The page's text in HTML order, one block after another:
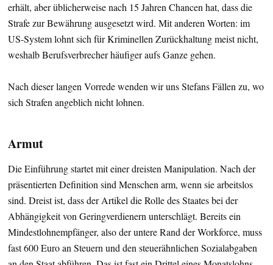
erhält, aber üblicherweise nach 15 Jahren Chancen hat, dass die
Strafe zur Bewährung ausgesetzt wird. Mit anderen Worten: im
US-System lohnt sich für Kriminellen Zurückhaltung meist nicht,
weshalb Berufsverbrecher häufiger aufs Ganze gehen.
Nach dieser langen Vorrede wenden wir uns Stefans Fällen zu, wo
sich Strafen angeblich nicht lohnen.
Armut
Die Einführung startet mit einer dreisten Manipulation. Nach der
präsentierten Definition sind Menschen arm, wenn sie arbeitslos
sind. Dreist ist, dass der Artikel die Rolle des Staates bei der
Abhängigkeit von Geringverdienern unterschlägt. Bereits ein
Mindestlohnempfänger, also der untere Rand der Workforce, muss
fast 600 Euro an Steuern und den steuerähnlichen Sozialabgaben